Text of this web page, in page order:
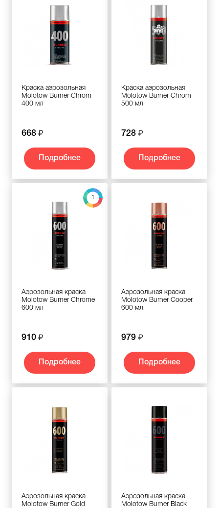
Краска аэрозольная
Molotow Burner Chrom
400 мл
668
Подробнее
Краска аэрозольная
Molotow Burner Chrom
500 мл
728
Подробнее
1
Аэрозольная краска
Molotow Burner Chromе
600 мл
910
Подробнее
Аэрозольная краска
Molotow Burner Cooper
600 мл
979
Подробнее
Аэрозольная краска
Molotow Burner Gold
Аэрозольная краска
Molotow Burner Black